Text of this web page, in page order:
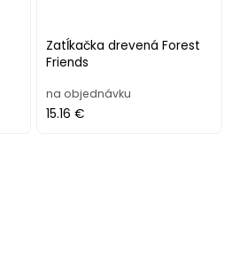
Zatĺkačka drevená Forest
Friends
na objednávku
15.16 €